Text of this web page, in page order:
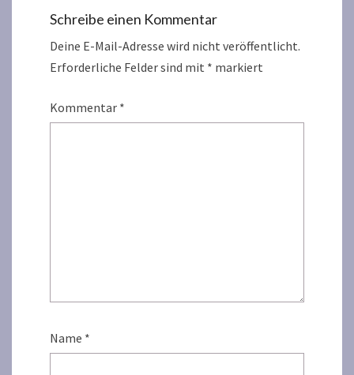
Schreibe einen Kommentar
Deine E-Mail-Adresse wird nicht veröffentlicht.
Erforderliche Felder sind mit * markiert
Kommentar *
Name *